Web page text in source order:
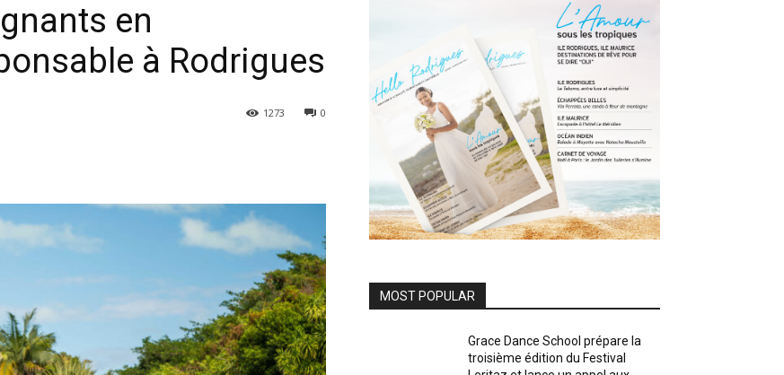
en
à Rodrigues
0
1273
MOST POPULAR
Grace Dance School prépare la
troisième édition du Festival